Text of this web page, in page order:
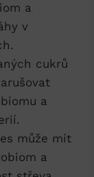
a
v
cukrů
a
může mít
a